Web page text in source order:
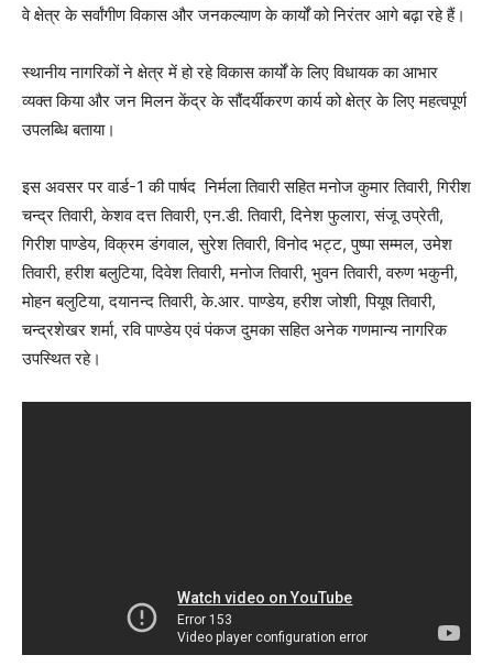
वे क्षेत्र के सर्वांगीण विकास और जनकल्याण के कार्यों को निरंतर आगे बढ़ा रहे हैं।
स्थानीय नागरिकों ने क्षेत्र में हो रहे विकास कार्यों के लिए विधायक का आभार
व्यक्त किया और जन मिलन केंद्र के सौंदर्यीकरण कार्य को क्षेत्र के लिए महत्वपूर्ण
उपलब्धि बताया।
इस अवसर पर वार्ड-1 की पार्षद निर्मला तिवारी सहित मनोज कुमार तिवारी, गिरीश
चन्द्र तिवारी, केशव दत्त तिवारी, एन.डी. तिवारी, दिनेश फुलारा, संजू उप्रेती,
गिरीश पाण्डेय, विक्रम डंगवाल, सुरेश तिवारी, विनोद भट्ट, पुष्पा सम्मल, उमेश
तिवारी, हरीश बलुटिया, दिवेश तिवारी, मनोज तिवारी, भुवन तिवारी, वरुण भकुनी,
मोहन बलुटिया, दयानन्द तिवारी, के.आर. पाण्डेय, हरीश जोशी, पियूष तिवारी,
चन्द्रशेखर शर्मा, रवि पाण्डेय एवं पंकज दुमका सहित अनेक गणमान्य नागरिक
उपस्थित रहे।